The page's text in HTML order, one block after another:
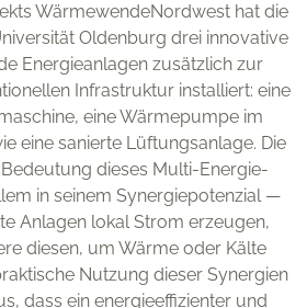
WärmewendeNordwest hat die
Oldenburg drei innovative
Energieanlagen zusätzlich zur
Infrastruktur installiert: eine
eine Wärmepumpe im
eine sanierte Lüftungsanlage. Die
dieses Multi-Energie-
in seinem Synergiepotenzial —
Anlagen lokal Strom erzeugen,
diesen, um Wärme oder Kälte
Nutzung dieser Synergien
dass ein energieeffizienter und